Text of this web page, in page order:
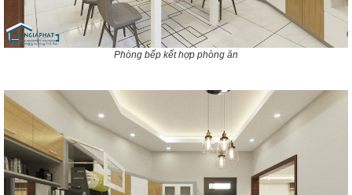
Phòng bếp kết hợp phòng ăn